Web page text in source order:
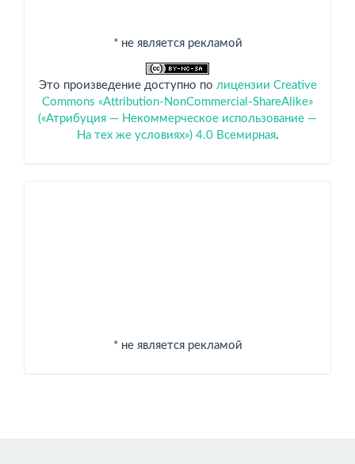
* не является рекламой
Это произведение доступно по лицензии Creative
Commons «Attribution-NonCommercial-ShareAlike»
(«Атрибуция — Некоммерческое использование —
На тех же условиях») 4.0 Всемирная.
* не является рекламой